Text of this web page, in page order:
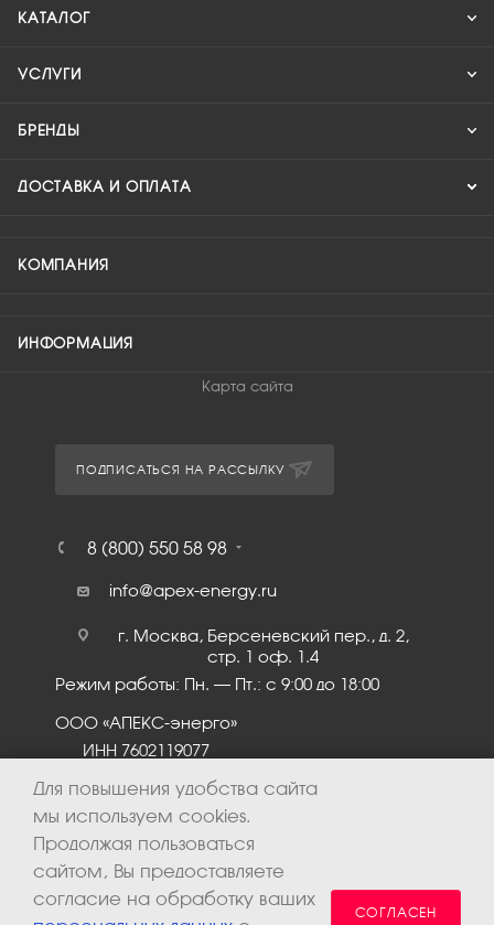
КАТАЛОГ
УСЛУГИ
БРЕНДЫ
ДОСТАВКА И ОПЛАТА
КОМПАНИЯ
ИНФОРМАЦИЯ
Карта сайта
ПОДПИСАТЬСЯ НА РАССЫЛКУ
8 (800) 550 58 98
info@apex-energy.ru
г. Москва, Берсеневский пер., д. 2,
стр. 1 оф. 1.4
Режим работы: Пн. – Пт.: с 9:00 до 18:00
ООО «АПЕКС-энерго»
ИНН 7602119077
Для повышения удобства сайта
мы используем cookies.
Продолжая пользоваться
сайтом, Вы предоставляете
согласие на обработку ваших
СОГЛАСЕН